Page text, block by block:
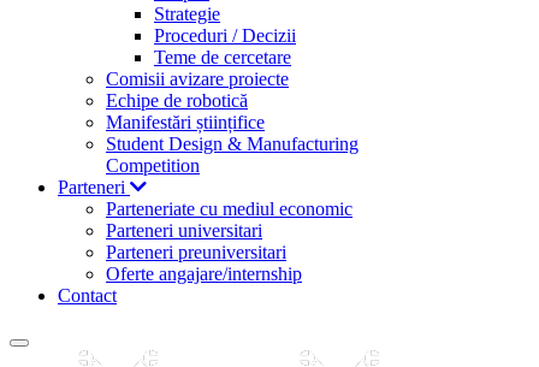
Strategie
Proceduri / Decizii
Teme de cercetare
Comisii avizare proiecte
Echipe de robotică
Manifestări științifice
Student Design & Manufacturing
Competition
Parteneri
Parteneriate cu mediul economic
Parteneri universitari
Parteneri preuniversitari
Oferte angajare/internship
Contact